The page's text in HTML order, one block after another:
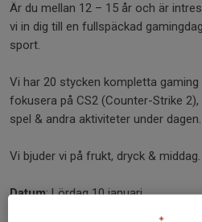
Är du mellan 12 – 15 år och är
vi in dig till en fullspäckad
sport.
Vi har 20 stycken kompletta
fokusera på CS2 (Counter-Strike
spel & andra aktiviteter under
Vi bjuder vi på frukt, dryck & middag.
Datum: Lördag 10 januari